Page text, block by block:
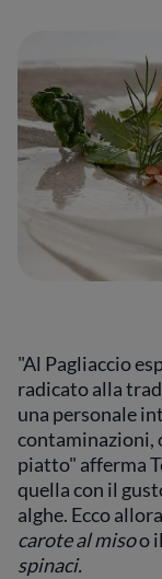
"Al Pagliaccio
radicato alla
una personale
contaminazioni,
piatto" afferma
quella con il
alghe. Ecco
carote al misoo il
spinaci.